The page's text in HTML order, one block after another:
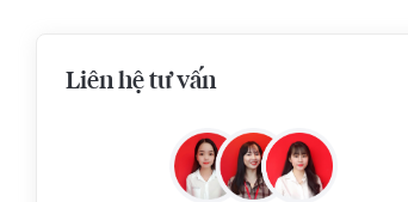
Liên hệ tư vấn